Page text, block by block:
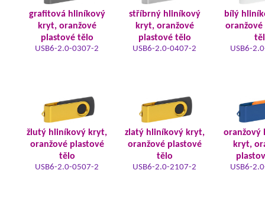
grafitová hliníkový
kryt, oranžové
plastové tělo
USB6-2.0-0307-2
stříbrný hliníkový
kryt, oranžové
plastové tělo
USB6-2.0-0407-2
bílý
oranžové
USB6-
žlutý hliníkový kryt,
oranžové plastové
tělo
USB6-2.0-0507-2
zlatý hliníkový kryt,
oranžové plastové
tělo
USB6-2.0-2107-2
oranžový
kryt,
USB6-